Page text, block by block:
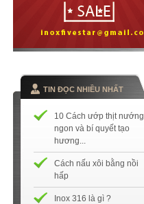
TIN ĐỌC NHIỀU NHẤT
10 Cách ướp thịt nướng
ngon và bí quyết tạo
hương...
Cách nấu xôi bằng nồi
hấp
Inox 316 là gì ?